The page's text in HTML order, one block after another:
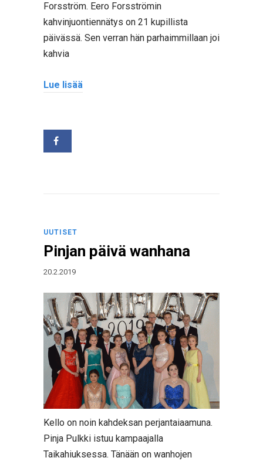
Forsström. Eero Forsströmin
kahvinjuontiennätys on 21 kupillista
päivässä. Sen verran hän parhaimmillaan joi
kahvia
Lue lisää
UUTISET
Pinjan päivä wanhana
20.2.2019
Kello on noin kahdeksan perjantaiaamuna.
Pinja Pulkki istuu kampaajalla
Taikahiuksessa. Tänään on wanhojen